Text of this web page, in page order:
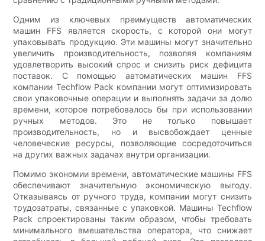
Одним из ключевых преимуществ автоматических
машин FFS является скорость, с которой они могут
упаковывать продукцию. Эти машины могут значительно
увеличить производительность, позволяя компаниям
удовлетворить высокий спрос и снизить риск дефицита
поставок. С помощью автоматических машин FFS
компании Techflow Pack компании могут оптимизировать
свои упаковочные операции и выполнять задачи за долю
времени, которое потребовалось бы при использовании
ручных методов. Это не только повышает
производительность, но и высвобождает ценные
человеческие ресурсы, позволяющие сосредоточиться
на других важных задачах внутри организации.
Помимо экономии времени, автоматические машины FFS
обеспечивают значительную экономическую выгоду.
Отказываясь от ручного труда, компании могут снизить
трудозатраты, связанные с упаковкой. Машины Techflow
Pack спроектированы таким образом, чтобы требовать
минимального вмешательства оператора, что снижает